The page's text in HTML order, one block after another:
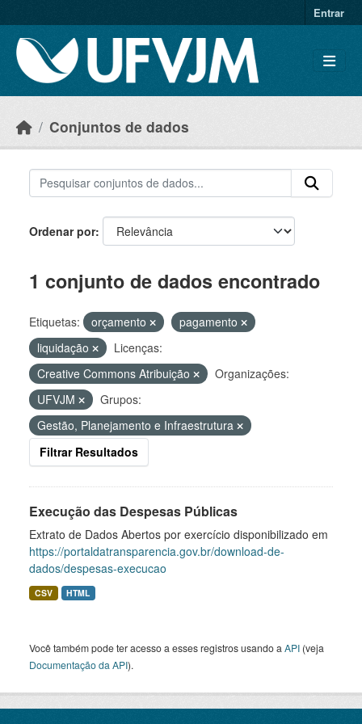
Entrar
Conjuntos de dados
Ordenar por
1 conjunto de dados encontrado
Etiquetas: orçamento
pagamento
liquidação
Licenças:
Creative Commons Atribuição
Organizações:
UFVJM
Grupos:
Gestão, Planejamento e Infraestrutura
Filtrar Resultados
Execução das Despesas Públicas
Extrato de Dados Abertos por exercício disponibilizado em
https://portaldatransparencia.gov.br/download-de-
dados/despesas-execucao
CSV HTML
Você também pode ter acesso a esses registros usando a API (veja
Documentação da API).